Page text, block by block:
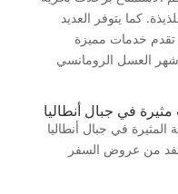
كما يتوفر العديد
تقدم خدمات مميزة
العسل الرومانسي
في جبال أنطاليا
المثيرة في جبال أنطاليا
من عروض السفر